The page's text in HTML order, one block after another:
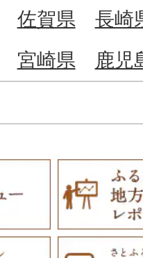
佐賀県
長崎
宮崎県
鹿児